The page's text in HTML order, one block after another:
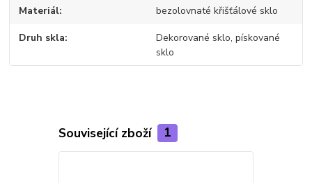
Materiál bezolovnaté křišťálové sklo
Druh skla
Dekorované sklo, pískované
sklo
Související zboží 1